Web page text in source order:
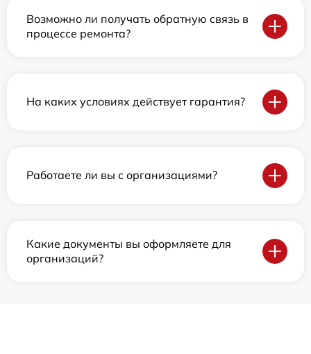
Возможно ли получать обратную связь в
процессе ремонта?
На каких условиях действует гарантия?
Работаете ли вы с организациями?
Какие документы вы оформляете для
организаций?